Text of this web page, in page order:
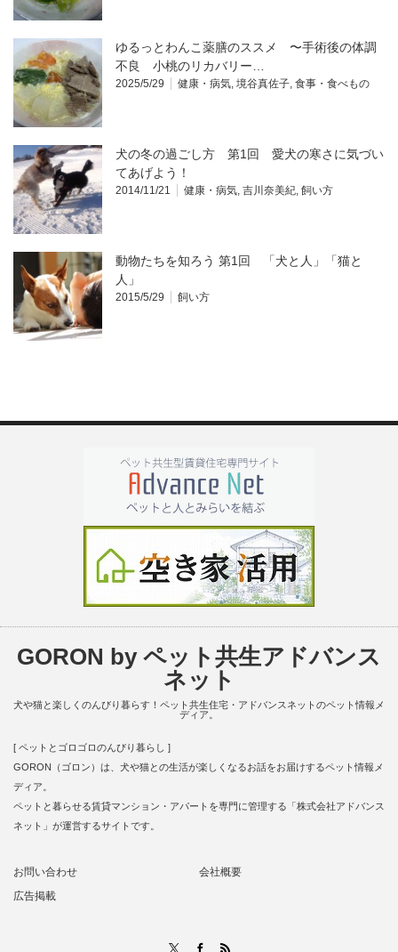
ゆるっとわんこ薬膳のススメ 〜手術後の体調
不良 小桃のリカバリー…
2025/5/29 健康・病気 境谷真佐子 食事・食べもの
犬の冬の過ごし方 第1回 愛犬の寒さに気づい
てあげよう！
2014/11/21 健康・病気 吉川奈美紀 飼い方
動物たちを知ろう 第1回 「犬と人」「猫と
人」
2015/5/29 飼い方
GORON by ペット共生アドバンス
ネット
犬や猫と楽しくのんびり暮らす！ペット共生住宅・アドバンスネットのペット情報メ
ディア。
[ ペットとゴロゴロのんびり暮らし ]
GORON（ゴロン）は、犬や猫との生活が楽しくなるお話をお届けするペット情報メ
ディア。
ペットと暮らせる賃貸マンション・アパートを専門に管理する「株式会社アドバンス
ネット」が運営するサイトです。
お問い合わせ
会社概要
広告掲載
Facebook